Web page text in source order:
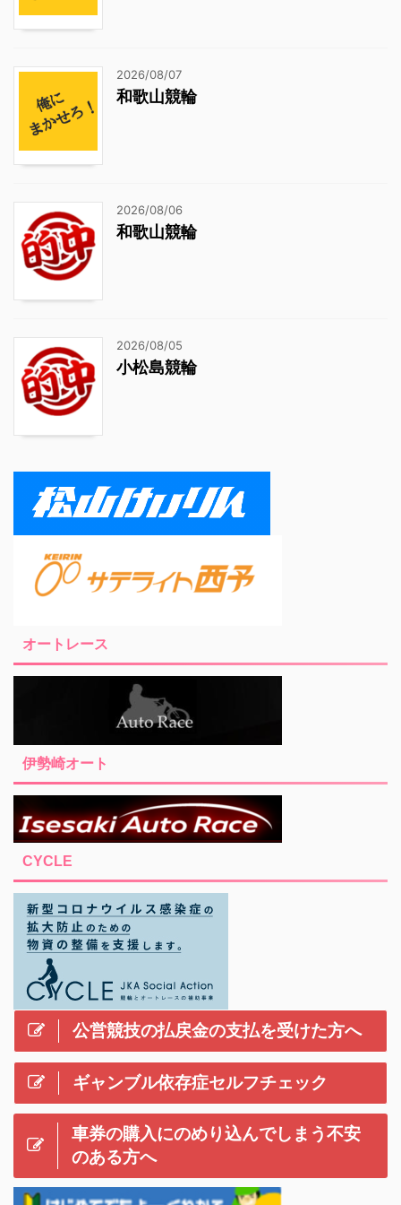
2026/08/07
和歌山競輪
2026/08/06
和歌山競輪
2026/08/05
小松島競輪
オートレース
伊勢崎オート
CYCLE
公営競技の払戻金の支払を受けた方へ
ギャンブル依存症セルフチェック
車券の購入にのめり込んでしまう不安
のある方へ